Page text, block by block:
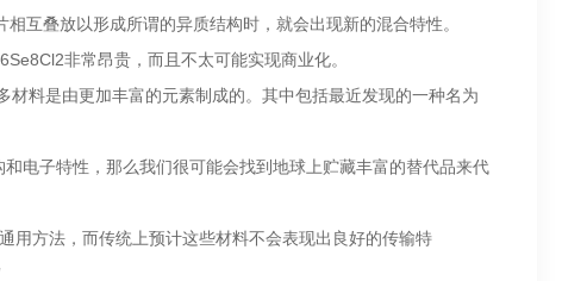
互叠放以形成所谓的异质结构时，就会出现新的混合特性。
非常昂贵，而且不太可能实现商业化。
料是由更加丰富的元素制成的。其中包括最近发现的一种名为
电子特性，那么我们很可能会找到地球上贮藏丰富的替代品来代
用方法，而传统上预计这些材料不会表现出良好的传输特